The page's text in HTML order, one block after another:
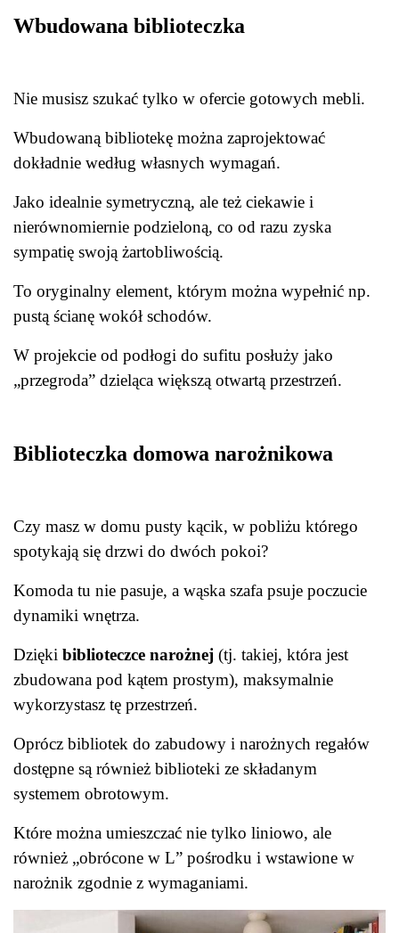
Wbudowana biblioteczka
Nie musisz szukać tylko w ofercie gotowych mebli.
Wbudowaną bibliotekę można zaprojektować
dokładnie według własnych wymagań.
Jako idealnie symetryczną, ale też ciekawie i
nierównomiernie podzieloną, co od razu zyska
sympatię swoją żartobliwością.
To oryginalny element, którym można wypełnić np.
pustą ścianę wokół schodów.
W projekcie od podłogi do sufitu posłuży jako
„przegroda” dzieląca większą otwartą przestrzeń.
Biblioteczka domowa narożnikowa
Czy masz w domu pusty kącik, w pobliżu którego
spotykają się drzwi do dwóch pokoi?
Komoda tu nie pasuje, a wąska szafa psuje poczucie
dynamiki wnętrza.
Dzięki biblioteczce narożnej (tj. takiej, która jest
zbudowana pod kątem prostym), maksymalnie
wykorzystasz tę przestrzeń.
Oprócz bibliotek do zabudowy i narożnych regałów
dostępne są również biblioteki ze składanym
systemem obrotowym.
Które można umieszczać nie tylko liniowo, ale
również „obrócone w L” pośrodku i wstawione w
narożnik zgodnie z wymaganiami.